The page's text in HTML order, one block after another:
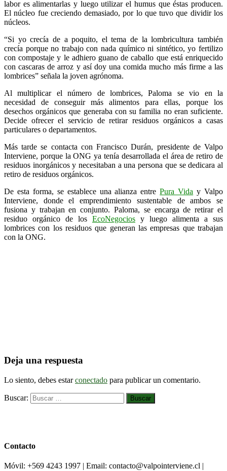
labor es alimentarlas y luego utilizar el humus que éstas producen.
El núcleo fue creciendo demasiado, por lo que tuvo que dividir los
núcleos.
“Si yo crecía de a poquito, el tema de la lombricultura también
crecía porque no trabajo con nada químico ni sintético, yo fertilizo
con compostaje y le adhiero guano de caballo que está enriquecido
con cascaras de arroz y así doy una comida mucho más firme a las
lombrices” señala la joven agrónoma.
Al multiplicar el número de lombrices, Paloma se vio en la
necesidad de conseguir más alimentos para ellas, porque los
desechos orgánicos que generaba con su familia no eran suficiente.
Decide ofrecer el servicio de retirar residuos orgánicos a casas
particulares o departamentos.
Más tarde se contacta con Francisco Durán, presidente de Valpo
Interviene, porque la ONG ya tenía desarrollada el área de retiro de
residuos inorgánicos y necesitaban a una persona que se dedicara al
retiro de residuos orgánicos.
De esta forma, se establece una alianza entrePura Vida y Valpo
Interviene, donde el emprendimiento sustentable de ambos se
fusiona y trabajan en conjunto. Paloma, se encarga de retirar el
residuo orgánico de los EcoNegocios y luego alimenta a sus
lombrices con los residuos que generan las empresas que trabajan
con la ONG.
Deja una respuesta
Lo siento, debes estarconectado para publicar un comentario.
Buscar:
Contacto
Móvil: +569 4243 1997 | Email: contacto@valpointerviene.cl |